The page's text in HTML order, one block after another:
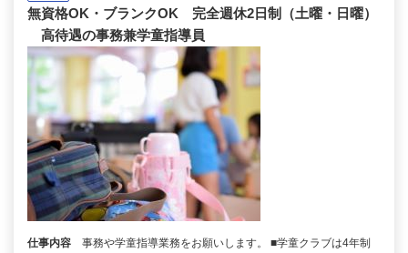
無資格OK・ブランクOK 完全週休2日制（土曜・日曜）
高待遇の事務兼学童指導員
仕事内容
事務や学童指導業務をお願いします。 ■学童クラブは4年制